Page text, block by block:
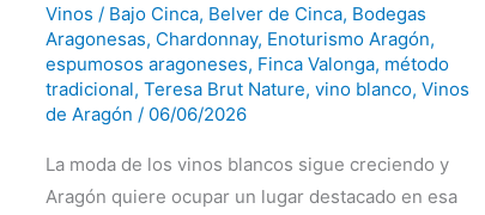
Vinos / Bajo Cinca, Belver de Cinca, Bodegas
Aragonesas, Chardonnay, Enoturismo Aragón,
espumosos aragoneses, Finca Valonga, método
tradicional, Teresa Brut Nature, vino blanco, Vinos
de Aragón / 06/06/2026
La moda de los vinos blancos sigue creciendo y
Aragón quiere ocupar un lugar destacado en esa
conquistar
el
verano